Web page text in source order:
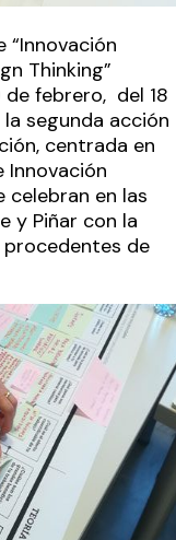
“Innovación
Thinking”
de febrero, del 18
segunda acción
centrada en
Innovación
celebran en las
y Piñar con la
de